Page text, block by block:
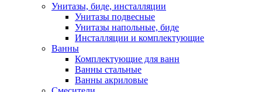
Унитазы, биде, инсталляции
Унитазы подвесные
Унитазы напольные, биде
Инсталляции и комплектующие
Ванны
Комплектующие для ванн
Ванны стальные
Ванны акриловые